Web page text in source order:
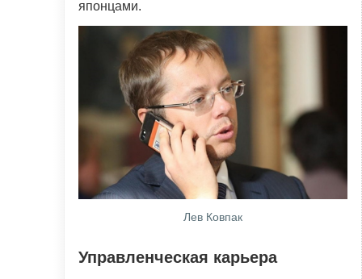
японцами.
Лев Ковпак
Управленческая карьера